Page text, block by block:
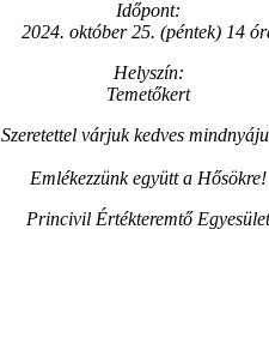
Időpont:
2024. október 25. (péntek) 14
Helyszín:
Temetőkert
Szeretettel várjuk kedves
Emlékezzünk együtt a Hősökre!
Princivil Értékteremtő Egyesület